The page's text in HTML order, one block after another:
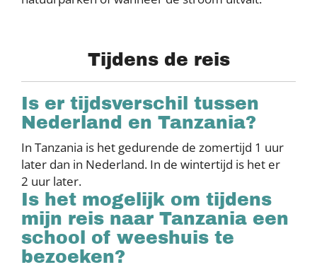
Tijdens de reis
Is er tijdsverschil tussen
Nederland en Tanzania?
In Tanzania is het gedurende de zomertijd 1 uur
later dan in Nederland. In de wintertijd is het er
2 uur later.
Is het mogelijk om tijdens
mijn reis naar Tanzania een
school of weeshuis te
bezoeken?